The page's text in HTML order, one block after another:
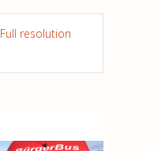
Full resolution